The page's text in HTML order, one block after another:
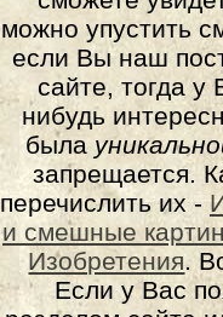
можно упустить
если Вы наш
сайте, тогда у
нибудь
была
запрещается.
перечислить их -
и смешные
Изобретения.
Если у Вас